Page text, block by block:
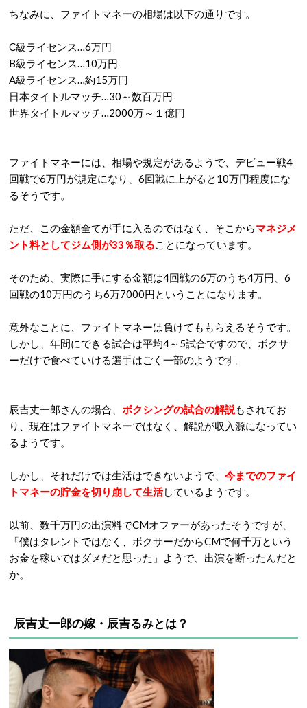
ちなみに、ファイトマネーの相場は以下の通りです。
C級ライセンス…6万円
B級ライセンス…10万円
A級ライセンス…約15万円
日本タイトルマッチ…30～数百万円
世界タイトルマッチ…2000万～１億円
ファイトマネーには、相場や規定があるようで、デビュー戦4
回戦で6万円が規定になり、6回戦に上がると10万円程度にな
るそうです。
ただ、この金額全てが手に入るのではなく、そこからマネジメ
ント料としてジム側が33％取ることになっています。
そのため、実際に手にする金額は4回戦の6万のうち4万円、6
回戦の10万円のうち6万7000円ということになります。
意外なことに、ファイトマネーは負けてももらえるそうです。
しかし、年間にできる試合は平均4～5試合ですので、ボクサ
ーだけで食べていける選手はごく一部のようです。
辰吉丈一郎さんの場合、 ボクシングの試合の解説もされてお
り、現在はファイトマネーではなく、解説が収入源になってい
るようです。
しかし、それだけでは生活はできないようで、 今までのファイ
トマネーの貯金を切り崩して生活しているようです。
以前、数千万円の出演料でCMオファーがあったそうですが、
「僕はタレントではなく、ボクサーだからCMで何千万という
お金を稼いではダメだと思った」ようで、出演を断ったんだと
か。
辰吉丈一郎の嫁・辰吉るみとは？